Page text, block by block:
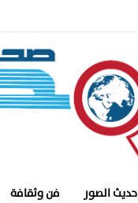
حديث الصور فن وثقافة